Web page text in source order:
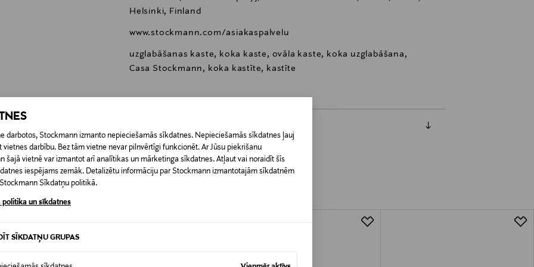
darbotos, Stockmann izmanto nepieciešamās sīkdatnes. Nepieciešamās sīkdatnes ļauj
vietnes darbību. Bez tām vietne nevar pilnvērtīgi funkcionēt. Ar Jūsu piekrišanu
šajā vietnē var izmantot arī analītikas un mārketinga sīkdatnes. Atļaut vai noraidīt šīs
iespējams zemāk. Detalizētu informāciju par Stockmann izmantotajām sīkdatnēm
Sīkdatņu politikā.
politika un sīkdatnes
SĪKDATŅU GRUPAS
Helsinki, Finland
www.stockmann.com/asiakaspalvelu
uzglabāšanas kaste, koka kaste, ovāla kaste, koka uzglabāšana,
Casa Stockmann, koka kastīte, kastīte
0,00 €